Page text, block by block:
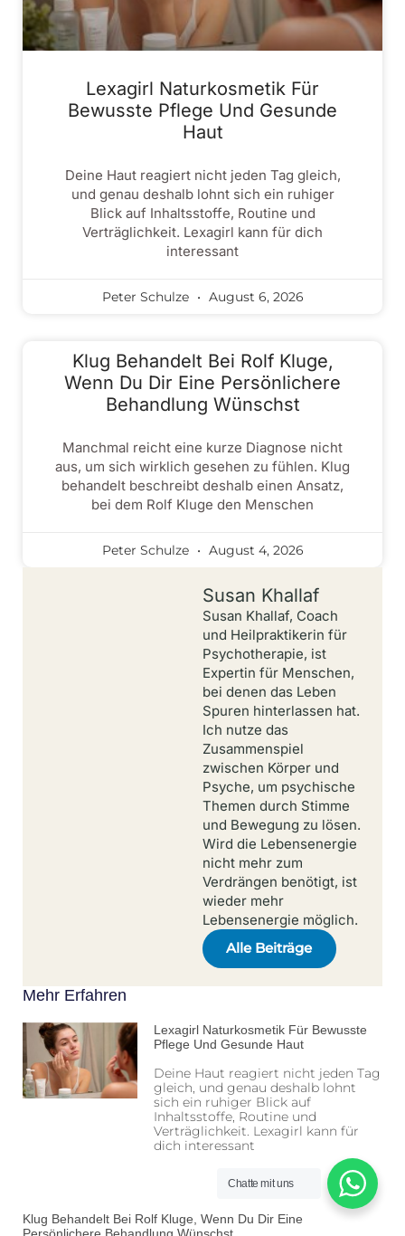
Lexagirl Naturkosmetik Für
Bewusste Pflege Und Gesunde
Haut
Deine Haut reagiert nicht jeden Tag gleich,
und genau deshalb lohnt sich ein ruhiger
Blick auf Inhaltsstoffe, Routine und
Verträglichkeit. Lexagirl kann für dich
interessant
Peter Schulze August 6, 2026
Klug Behandelt Bei Rolf Kluge,
Wenn Du Dir Eine Persönlichere
Behandlung Wünschst
Manchmal reicht eine kurze Diagnose nicht
aus, um sich wirklich gesehen zu fühlen. Klug
behandelt beschreibt deshalb einen Ansatz,
bei dem Rolf Kluge den Menschen
Peter Schulze August 4, 2026
Susan Khallaf
Susan Khallaf, Coach
und Heilpraktikerin für
Psychotherapie, ist
Expertin für Menschen,
bei denen das Leben
Spuren hinterlassen hat.
Ich nutze das
Zusammenspiel
zwischen Körper und
Psyche, um psychische
Themen durch Stimme
und Bewegung zu lösen.
Wird die Lebensenergie
nicht mehr zum
Verdrängen benötigt, ist
wieder mehr
Lebensenergie möglich.
Alle Beiträge
Mehr Erfahren
Lexagirl Naturkosmetik Für Bewusste
Pflege Und Gesunde Haut
Deine Haut reagiert nicht jeden Tag
gleich, und genau deshalb lohnt
sich ein ruhiger Blick auf
Inhaltsstoffe, Routine und
Verträglichkeit. Lexagirl kann für
dich interessant
Klug Behandelt Bei Rolf Kluge, Wenn Du Dir Eine
Chatte mit uns